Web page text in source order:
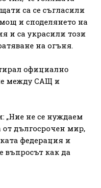
са се съгласили
и споделянето на
и са украсили този
на огъня.
официално
между САЩ и
„Ние не се нуждаем
дългосрочен мир,
федерация и
въпросът как да